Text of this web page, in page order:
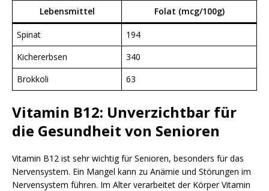
Lebensmittel Folat (mcg/100g)
Spinat
194
Kichererbsen
340
Brokkoli
63
Vitamin B12: Unverzichtbar für
die Gesundheit von Senioren
Vitamin B12 ist sehr wichtig für Senioren, besonders für das
Nervensystem. Ein Mangel kann zu Anämie und Störungen im
Nervensystem führen. Im Alter verarbeitet der Körper Vitamin